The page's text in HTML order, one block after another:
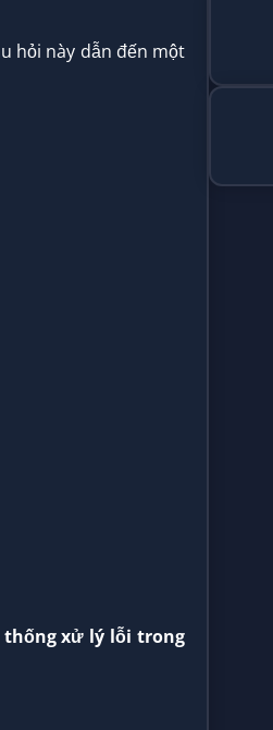
hỏi này dẫn đến một
thống xử lý lỗi trong